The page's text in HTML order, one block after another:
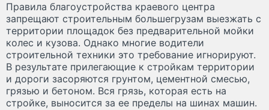
Правила благоустройства краевого центра
запрещают строительным большегрузам выезжать с
территории площадок без предварительной мойки
колес и кузова. Однако многие водители
строительной техники это требование игнорируют.
В результате прилегающие к стройкам территории
и дороги засоряются грунтом, цементной смесью,
грязью и бетоном. Вся грязь, которая есть на
стройке, выносится за ее пределы на шинах машин.